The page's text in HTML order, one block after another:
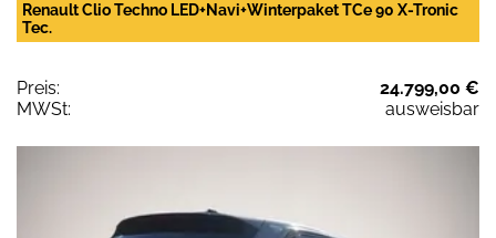
Renault Clio Techno LED+Navi+Winterpaket TCe 90 X-Tronic
Tec.
Preis:
24.799,00 €
MWSt:
ausweisbar